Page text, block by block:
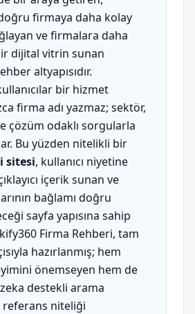
doğru firmaya daha kolay
ve firmalara daha
dijital vitrin sunan
altyapısıdır.
bir hizmet
firma adı yazmaz; sektör,
çözüm odaklı sorgularla
Bu yüzden nitelikli bir
sitesi, kullanıcı niyetine
içerik sunan ve
bağlamı doğru
sayfa yapısına sahip
Firma Rehberi, tam
hazırlanmış; hem
önemseyen hem de
destekli arama
niteliği